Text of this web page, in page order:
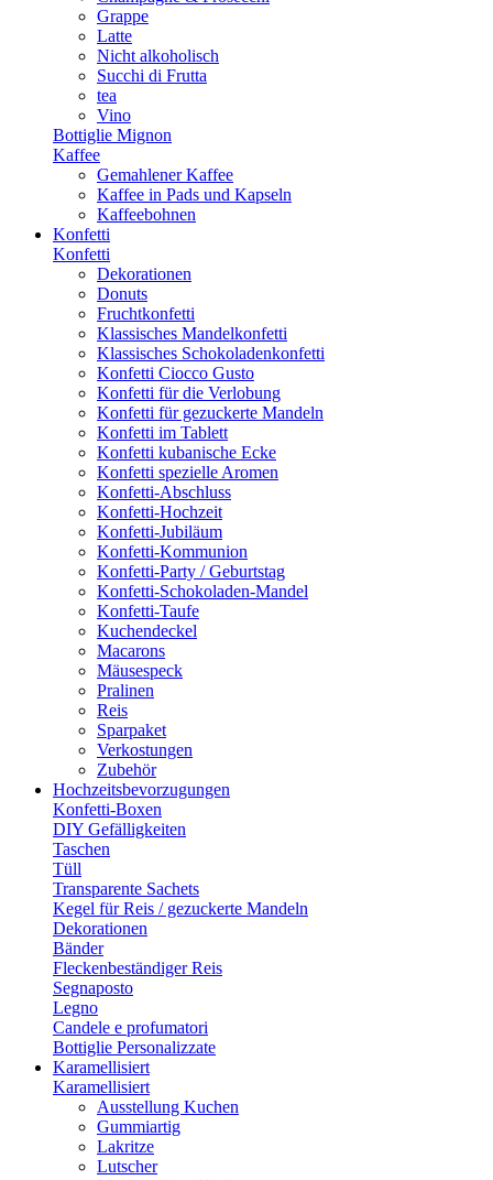
Grappe
Latte
Nicht alkoholisch
Succhi di Frutta
tea
Vino
Bottiglie Mignon
Kaffee
Gemahlener Kaffee
Kaffee in Pads und Kapseln
Kaffeebohnen
Konfetti
Konfetti
Dekorationen
Donuts
Fruchtkonfetti
Klassisches Mandelkonfetti
Klassisches Schokoladenkonfetti
Konfetti Ciocco Gusto
Konfetti für die Verlobung
Konfetti für gezuckerte Mandeln
Konfetti im Tablett
Konfetti kubanische Ecke
Konfetti spezielle Aromen
Konfetti-Abschluss
Konfetti-Hochzeit
Konfetti-Jubiläum
Konfetti-Kommunion
Konfetti-Party / Geburtstag
Konfetti-Schokoladen-Mandel
Konfetti-Taufe
Kuchendeckel
Macarons
Mäusespeck
Pralinen
Reis
Sparpaket
Verkostungen
Zubehör
Hochzeitsbevorzugungen
Konfetti-Boxen
DIY Gefälligkeiten
Taschen
Tüll
Transparente Sachets
Kegel für Reis / gezuckerte Mandeln
Dekorationen
Bänder
Fleckenbeständiger Reis
Segnaposto
Legno
Candele e profumatori
Bottiglie Personalizzate
Karamellisiert
Karamellisiert
Ausstellung Kuchen
Gummiartig
Lakritze
Lutscher